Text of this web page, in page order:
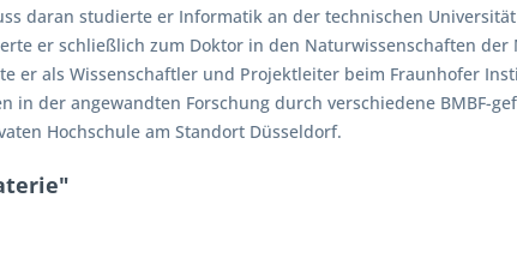
daran studierte er Informatik an der technischen
er schließlich zum Doktor in den Naturwissenschaften
er als Wissenschaftler und Projektleiter beim Fraunhofer
in der angewandten Forschung durch verschiedene BMBF-
Hochschule am Standort Düsseldorf.